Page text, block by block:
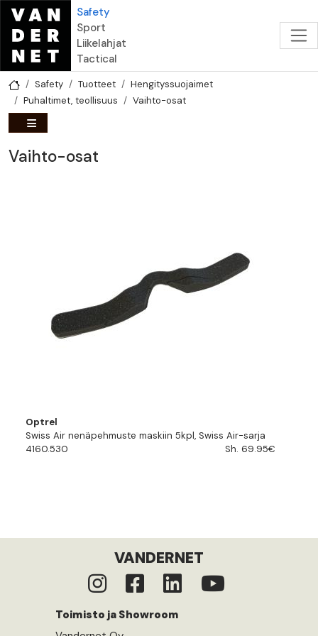
Hyppää pääsisältöön
Safety
Sport
Liikelahjat
Tactical
Safety Tuotteet
Hengityssuojaimet
Puhaltimet, teollisuus
Vaihto-osat
Vaihto-osat
Optrel
Swiss Air nenäpehmuste maskiin 5kpl, Swiss Air-sarja
4160.530
Sh. 69.95€
VANDERNET
Toimisto ja Showroom